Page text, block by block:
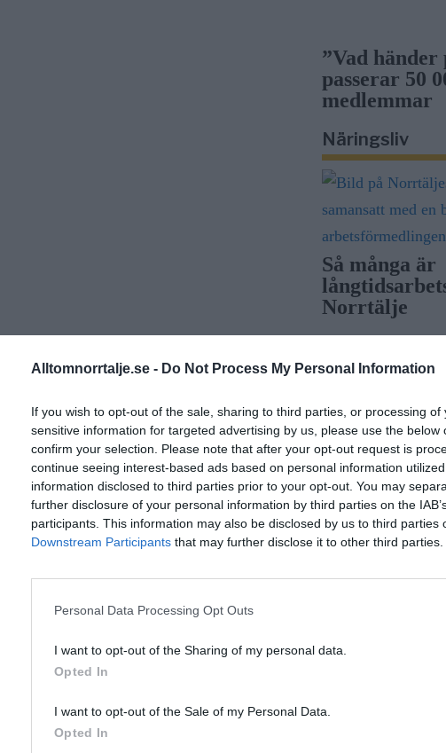
Alltomnorrtalje.se - Do Not Process My Personal Information
If you wish to opt-out of the sale, sharing to third parties, or processing of
sensitive information for targeted advertising by us, please use the below
confirm your selection. Please note that after your opt-out request is
continue seeing interest-based ads based on personal information
information disclosed to third parties prior to your opt-out. You may
further disclosure of your personal information by third parties on the
participants. This information may also be disclosed by us to third parties
Downstream Participants that may further disclose it to other third parties.
Personal Data Processing Opt Outs
I want to opt-out of the Sharing of my personal data.
Opted In
I want to opt-out of the Sale of my Personal Data.
Opted In
”Vad händer
passerar 50
medlemmar
Näringsliv
Så många är
Norrtälje
Bino
styrelse
Norrtälje –
väljer